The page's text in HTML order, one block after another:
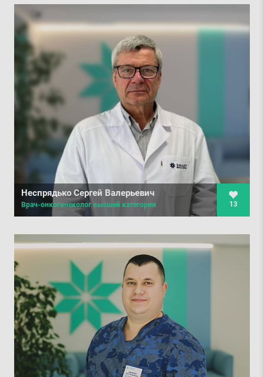
13
Неспрядько Сергей Валерьевич
Врач-онкогинеколог высшей категории